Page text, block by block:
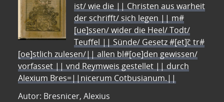
ist/ wie die || Christen aus warheit
der schrifft/ sich legen || m#
[ue]ssen/ wider die Heel/ Todt/
Teuffel || Sünde/ Gesetz #[et]c̃ tr#
[oe]stlich zulesen/|| allen bl#[oe]den gewissen/
vorfasset || vnd Reymweis gestellet || durch
Alexium Bres=||nicerum Cotbusianum.||
Autor: Bresnicer, Alexius